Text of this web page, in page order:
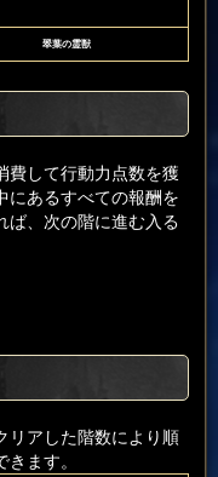
翠葉の霊獣
費して行動力点数を獲
にあるすべての報酬を
ば、次の階に進む入る
リアした階数により順
ます。